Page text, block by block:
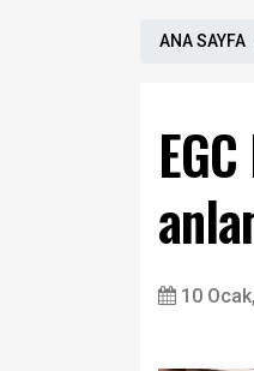
ANA SAYFA
10